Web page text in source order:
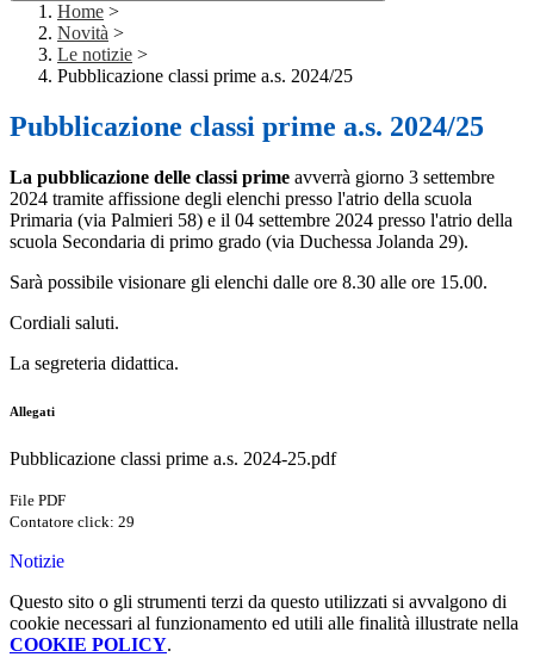
Home >
Novità >
Le notizie >
Pubblicazione classi prime a.s. 2024/25
Pubblicazione classi prime a.s. 2024/25
La pubblicazione delle classi prime avverrà giorno 3 settembre
2024 tramite affissione degli elenchi presso l'atrio della scuola
Primaria (via Palmieri 58) e il 04 settembre 2024 presso l'atrio della
scuola Secondaria di primo grado (via Duchessa Jolanda 29).
Sarà possibile visionare gli elenchi dalle ore 8.30 alle ore 15.00.
Cordiali saluti.
La segreteria didattica.
Allegati
Pubblicazione classi prime a.s. 2024-25.pdf
File PDF
Contatore click: 29
Notizie
Questo sito o gli strumenti terzi da questo utilizzati si avvalgono di
cookie necessari al funzionamento ed utili alle finalità illustrate nella
COOKIE POLICY.